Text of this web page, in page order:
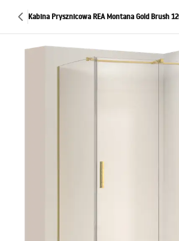
Kabina Prysznicowa REA Montana Gold Brush